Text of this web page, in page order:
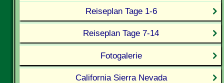
Reiseplan Tage 1-6
Reiseplan Tage 7-14
Fotogalerie
California Sierra Nevada